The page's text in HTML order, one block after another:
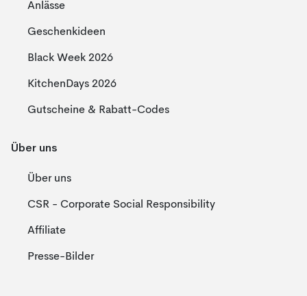
Anlässe
Geschenkideen
Black Week 2026
KitchenDays 2026
Gutscheine & Rabatt-Codes
Über uns
Über uns
CSR - Corporate Social Responsibility
Affiliate
Presse-Bilder